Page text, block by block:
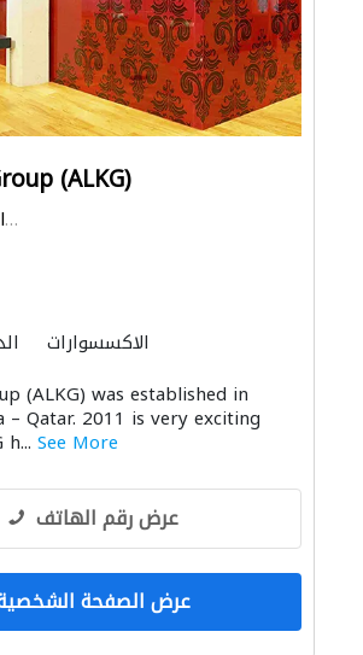
(ALKG)
https://goo.gl/maps/wWjbvxsjwfSWx3f67
الاكسسوارات
(ALKG) was established in
– Qatar. 2011 is very exciting
See More
عرض رقم الهاتف
عرض الصفحة